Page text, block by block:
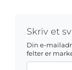
Skriv et
Din e-
felter er